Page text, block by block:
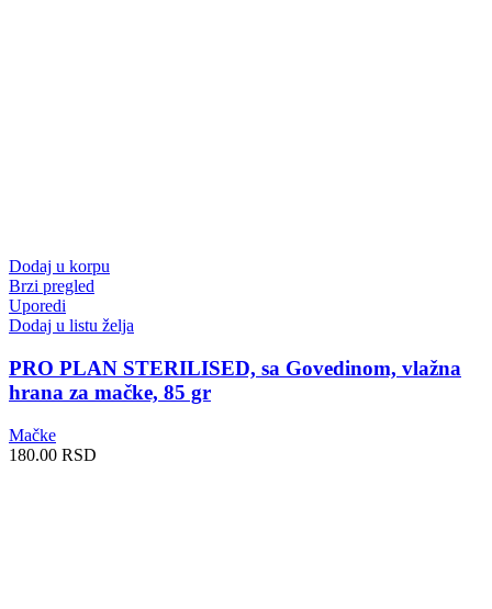
Dodaj u korpu
Brzi pregled
Uporedi
Dodaj u listu želja
PRO PLAN STERILISED, sa Govedinom, vlažna
hrana za mačke, 85 gr
Mačke
180.00 RSD